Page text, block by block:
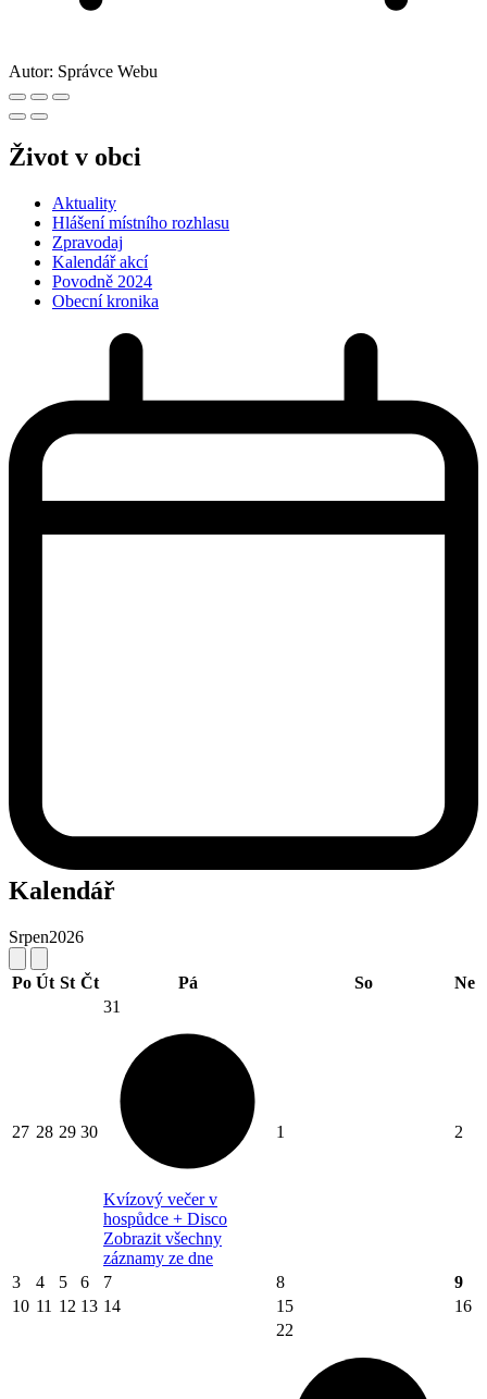
Autor: Správce Webu
Život v obci
Aktuality
Hlášení místního rozhlasu
Zpravodaj
Kalendář akcí
Povodně 2024
Obecní kronika
Kalendář
Srpen2026
Po Út St Čt Pá So Ne
27 28 29 30
31
Kvízový večer v
hospůdce + Disco
Zobrazit všechny
záznamy ze dne
1 2
3 4 5 6 7 8
9
10 11 12 13 14 15
16
22